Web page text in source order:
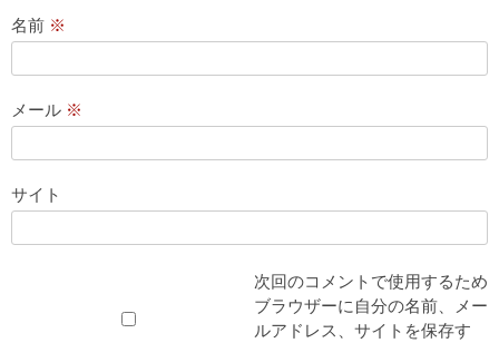
名前 ※
メール ※
サイト
次回のコメントで使用するため
ブラウザーに自分の名前、メー
ルアドレス、サイトを保存す